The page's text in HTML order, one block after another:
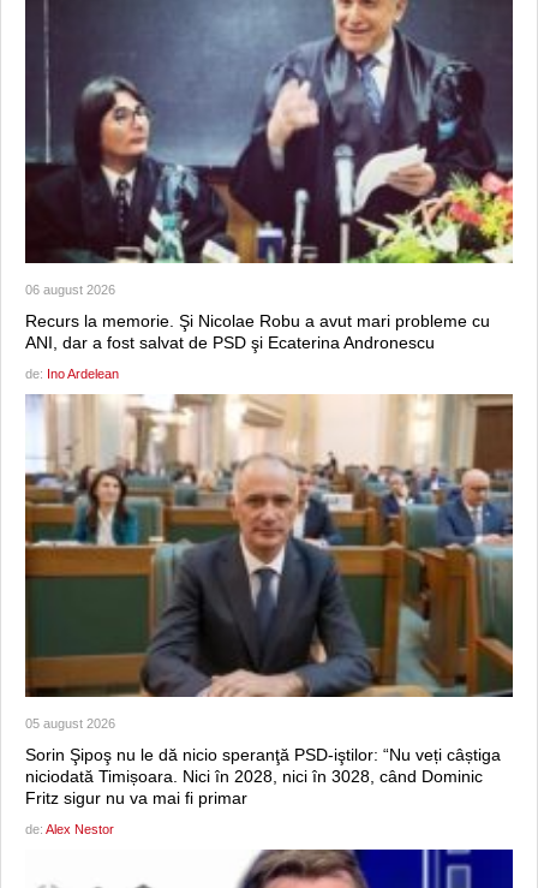
06 august 2026
Recurs la memorie. Şi Nicolae Robu a avut mari probleme cu
ANI, dar a fost salvat de PSD şi Ecaterina Andronescu
de: Ino Ardelean
05 august 2026
Sorin Şipoş nu le dă nicio speranţă PSD-iştilor: “Nu veți câștiga
niciodată Timișoara. Nici în 2028, nici în 3028, când Dominic
Fritz sigur nu va mai fi primar
de: Alex Nestor